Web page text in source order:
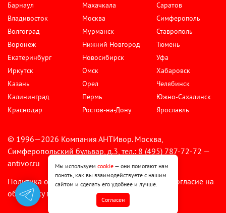
Барнаул
Владивосток
Волгоград
Воронеж
Екатеринбург
Иркутск
Казань
Калининград
Краснодар
Махачкала
Москва
Мурманск
Нижний Новгород
Новосибирск
Омск
Орел
Пермь
Ростов-на-Дону
Саратов
Симферополь
Ставрополь
Тюмень
Уфа
Хабаровск
Челябинск
Южно-Сахалинск
Ярославль
© 1996—2026 Компания АНТИвор. Москва,
Симферопольский бульвар, д.3, тел.: 8 (495) 787-72-72 —
antivor.ru
Политика обработки персональных данных
Согласие на
обработку персональных данных
Мы используем cookie — они помогают нам
понять, как вы взаимодействуете с нашим
сайтом и сделать его удобнее и лучше.
Cогласен